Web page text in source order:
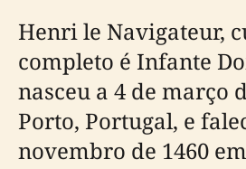
Henri le Navigateur,
completo é Infante
nasceu a 4 de março
Porto, Portugal, e
novembro de 1460